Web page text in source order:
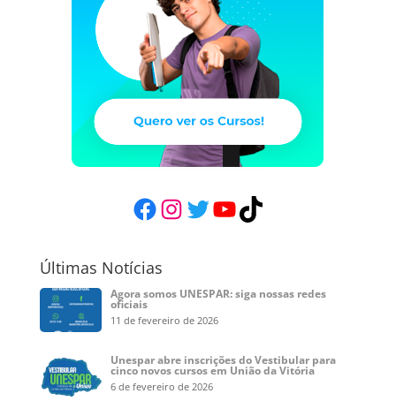
Facebook
Instagram
Twitter
YouTube
TikTok
Últimas Notícias
Agora somos UNESPAR: siga nossas redes
oficiais
11 de fevereiro de 2026
Unespar abre inscrições do Vestibular para
cinco novos cursos em União da Vitória
6 de fevereiro de 2026